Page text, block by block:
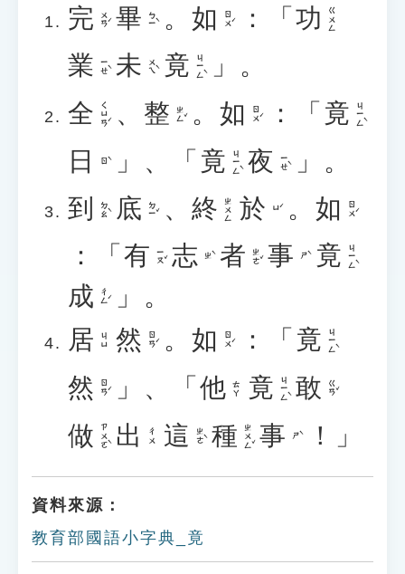
完 ㄨㄢˊ 畢 ㄅㄧˋ 。 如 ㄖㄨˊ ：「 功 ㄍㄨㄥ
業 ㄧㄝˋ 未 ㄨㄟˋ 竟 ㄐㄧㄥˋ
」。
全 ㄑㄩㄢˊ 、 整 ㄓㄥˇ 。 如 ㄖㄨˊ ：「 竟 ㄐㄧㄥˋ
日 ㄖˋ 」、「 竟 ㄐㄧㄥˋ 夜 ㄧㄝˋ
」。
到
ㄉㄠˋ 底 ㄉㄧˇ 、 終 ㄓㄨㄥ 於 ㄩˊ 。 如 ㄖㄨˊ
：「 有 ㄧㄡˇ 志 ㄓˋ 者 ㄓㄜˇ 事 ㄕˋ 竟 ㄐㄧㄥˋ
成 ㄔㄥˊ
」。
居 ㄐㄩ 然 ㄖㄢˊ 。 如 ㄖㄨˊ ：「 竟 ㄐㄧㄥˋ
然 ㄖㄢˊ 」、「 他 ㄊㄚ 竟 ㄐㄧㄥˋ 敢 ㄍㄢˇ
做 ㄗㄨㄛˋ 出 ㄔㄨ 這 ㄓㄜˋ 種 ㄓㄨㄥˇ 事 ㄕˋ ！」
資料來源：
教育部國語小字典_竟